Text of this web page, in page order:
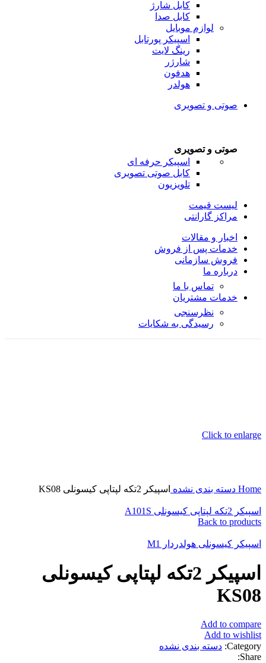
کابل شارژ
کابل صدا
لوازم موبایل
اسپیکر پورتابل
رینگ لایت
شارژر
هدفون
هولدر
صوتی و تصویری
صوتی و تصویری
اسپیکر حرفه ای
کابل صوتی تصویری
تلویزیون
لیست قیمت
مراکز گارانتی
اخبار و مقالات
خدمات پس از فروش
فروش سازمانی
درباره ما
تماس با ما
خدمات مشتریان
نظرسنجی
رسیدگی به شکایات
Click to enlarge
Home دسته بندی نشده اسپیکر 2تکه لپتاپی کیسونلی KS08
اسپیکر 2تکه لپتاپی کیسونلی A101S
Back to products
اسپیکر کیسونلی هولدردار M1
اسپیکر 2تکه لپتاپی کیسونلی
KS08
Add to compare
Add to wishlist
Category: دسته بندی نشده
Share: